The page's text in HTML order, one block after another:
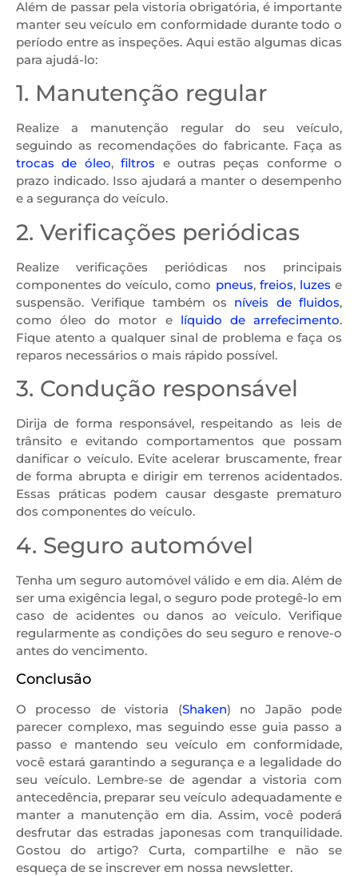
Além de passar pela vistoria obrigatória, é importante
manter seu veículo em conformidade durante todo o
período entre as inspeções. Aqui estão algumas dicas
para ajudá-lo:
1. Manutenção regular
Realize a manutenção regular do seu veículo,
seguindo as recomendações do fabricante. Faça as
trocas de óleo,filtros e outras peças conforme o
prazo indicado. Isso ajudará a manter o desempenho
e a segurança do veículo.
2. Verificações periódicas
Realize verificações periódicas nos principais
componentes do veículo, como pneus, freios, luzes e
suspensão. Verifique também os níveis de fluidos,
como óleo do motor e líquido de arrefecimento.
Fique atento a qualquer sinal de problema e faça os
reparos necessários o mais rápido possível.
3. Condução responsável
Dirija de forma responsável, respeitando as leis de
trânsito e evitando comportamentos que possam
danificar o veículo. Evite acelerar bruscamente, frear
de forma abrupta e dirigir em terrenos acidentados.
Essas práticas podem causar desgaste prematuro
dos componentes do veículo.
4. Seguro automóvel
Tenha um seguro automóvel válido e em dia. Além de
ser uma exigência legal, o seguro pode protegê-lo em
caso de acidentes ou danos ao veículo. Verifique
regularmente as condições do seu seguro e renove-o
antes do vencimento.
Conclusão
O processo de vistoria (Shaken) no Japão pode
parecer complexo, mas seguindo esse guia passo a
passo e mantendo seu veículo em conformidade,
você estará garantindo a segurança e a legalidade do
seu veículo. Lembre-se de agendar a vistoria com
antecedência, preparar seu veículo adequadamente e
manter a manutenção em dia. Assim, você poderá
desfrutar das estradas japonesas com tranquilidade.
Gostou do artigo? Curta, compartilhe e não se
esqueça de se inscrever em nossa newsletter.